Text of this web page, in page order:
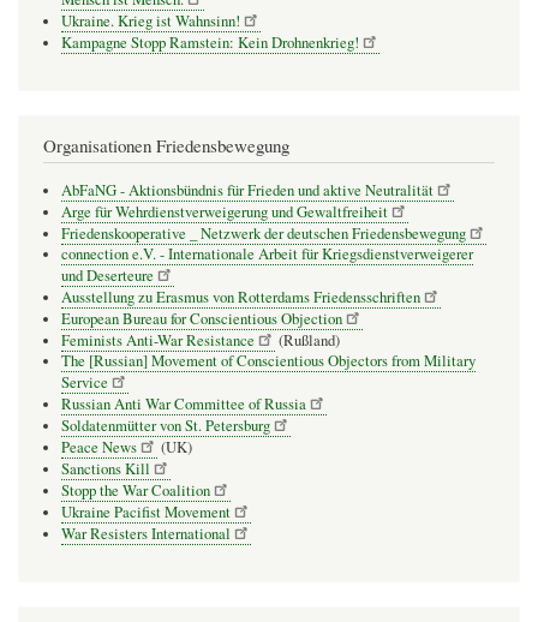
Ukraine. Krieg ist Wahnsinn!
Kampagne Stopp Ramstein: Kein Drohnenkrieg!
Organisationen Friedensbewegung
AbFaNG - Aktionsbündnis für Frieden und aktive Neutralität
Arge für Wehrdienstverweigerung und Gewaltfreiheit
Friedenskooperative _ Netzwerk der deutschen Friedensbewegung
connection e.V. - Inter­na­tio­nale Arbeit für Kriegs­dienst­ver­wei­gerer
und Deser­teure
Ausstellung zu Erasmus von Rotterdams Friedensschriften
European Bureau for Conscientious Objection
Feminists Anti-War Resistance
(Rußland)
The [Russian] Movement of Conscientious Objectors from Military
Service
Russian Anti War Committee of Russia
Soldatenmütter von St. Petersburg
Peace News
(UK)
Sanctions Kill
Stopp the War Coalition
Ukraine Pacifist Movement
War Resisters International